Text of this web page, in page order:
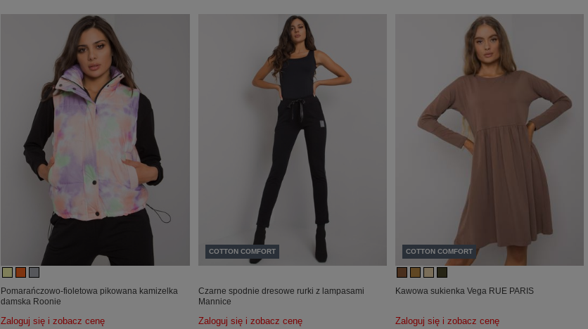
Pomarańczowo-fioletowa pikowana kamizelka
damska Roonie
Zaloguj się i zobacz cenę
COTTON COMFORT
Czarne spodnie dresowe rurki z lampasami
Mannice
Zaloguj się i zobacz cenę
COTTON COMFORT
Kawowa sukienka Vega RUE PARIS
Zaloguj się i zobacz cenę